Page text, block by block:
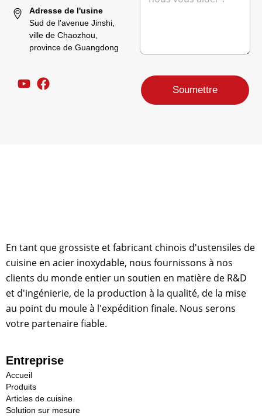
Adresse de l'usine
Sud de l'avenue Jinshi,
ville de Chaozhou,
province de Guangdong
*
Soumettre
En tant que grossiste et fabricant chinois d'ustensiles de
cuisine en acier inoxydable, nous fournissons à nos
clients du monde entier un soutien en matière de R&D
et d'ingénierie, de la production à la qualité, de la mise
au point du moule à l'expédition finale. Nous serons
votre partenaire fiable.
Entreprise
Accueil
Produits
Articles de cuisine
Solution sur mesure